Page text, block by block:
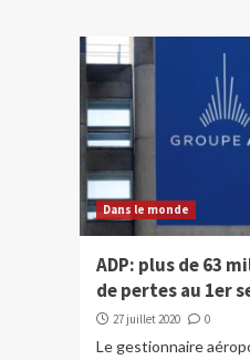
Dans le monde
ADP: plus de 63
de pertes au 1er
27 juillet 2020 0
Le gestionnaire